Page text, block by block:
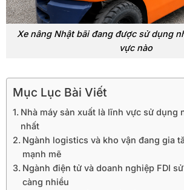
Xe nâng Nhật bãi đang được sử dụng
vực nào
Mục Lục Bài Viết
Nhà máy sản xuất là lĩnh vực sử dụng
nhất
Ngành logistics và kho vận đang gia
mạnh mẽ
Ngành điện tử và doanh nghiệp FDI
càng nhiều